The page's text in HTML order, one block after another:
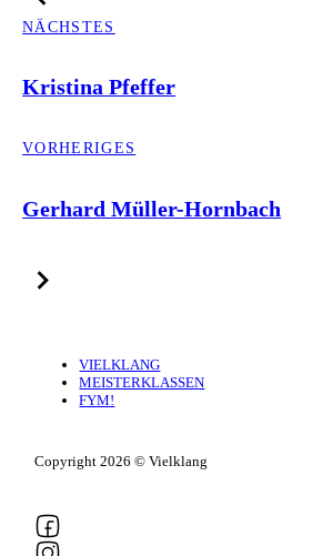
NÄCHSTES
Kristina Pfeffer
VORHERIGES
Gerhard Müller-Hornbach
Copyright 2026 © Vielklang
VIELKLANG
MEISTERKLASSEN
FYM!
Follow us on Facebook
Follow us on Instagram